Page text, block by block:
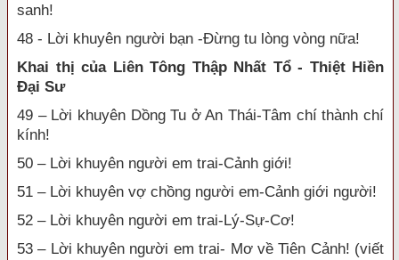
sanh!
48 - Lời khuyên người bạn -Đừng tu lòng vòng nữa!
Khai thị của Liên Tông Thập Nhất Tổ - Thiệt Hiền
Đại Sư
49 – Lời khuyên Dồng Tu ở An Thái-Tâm chí thành chí
kính!
50 – Lời khuyên người em trai-Cảnh giới!
51 – Lời khuyên vợ chồng người em-Cảnh giới người!
52 – Lời khuyên người em trai-Lý-Sự-Cơ!
53 – Lời khuyên người em trai- Mơ về Tiên Cảnh! (viết